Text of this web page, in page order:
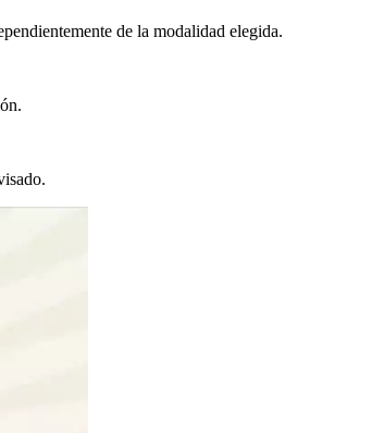
de la modalidad elegida.